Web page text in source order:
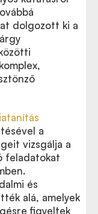
dolgozott ki a
a
vizsgálja a
feladatokat
és
alá, amelyek
figyeltek